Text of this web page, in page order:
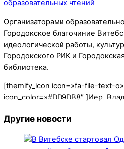
Организаторами
Городокское благочиние
идеологической работы,
Городокского РИК и
библиотека.
[themify_icon icon=»fa-file-text-
icon_color=»#DD9DB8″ ]Иер.
Другие новости